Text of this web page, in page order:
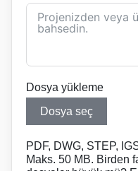
Dosya yükleme
Dosya seç
PDF, DWG, STEP,
Maks. 50 MB. Birden